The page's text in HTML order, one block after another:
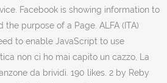
Facebook is showing information to
purpose of a Page. ALFA (ITA)
to enable JavaScript to use
non ci ho mai capito un cazzo, La
da brividi. 190 likes. 2 by Reby